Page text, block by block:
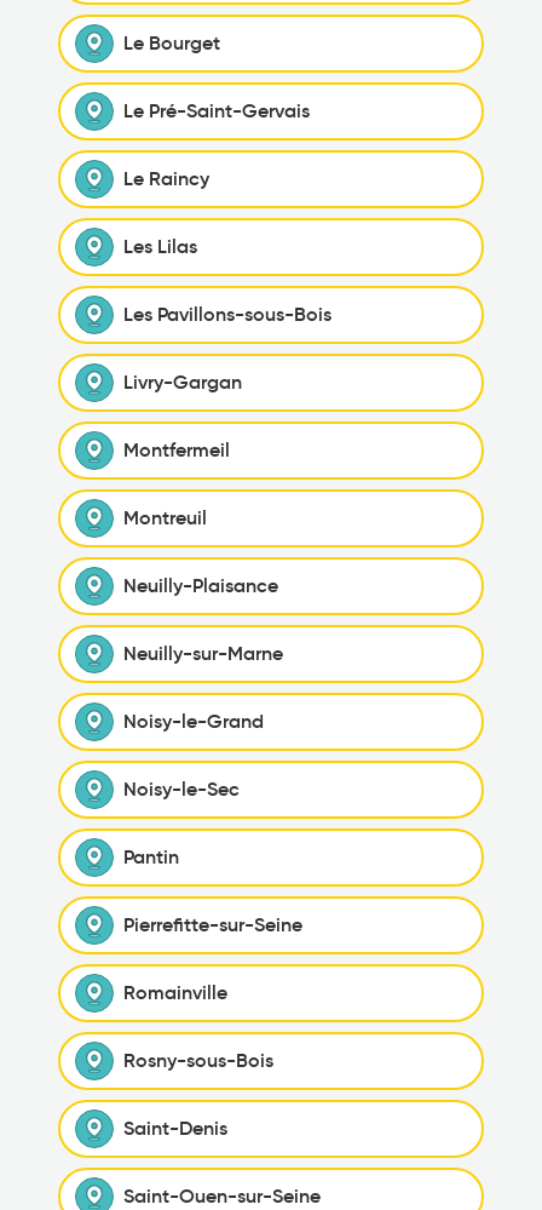
Le Bourget
Le Pré-Saint-Gervais
Le Raincy
Les Lilas
Les Pavillons-sous-Bois
Livry-Gargan
Montfermeil
Montreuil
Neuilly-Plaisance
Neuilly-sur-Marne
Noisy-le-Grand
Noisy-le-Sec
Pantin
Pierrefitte-sur-Seine
Romainville
Rosny-sous-Bois
Saint-Denis
Saint-Ouen-sur-Seine